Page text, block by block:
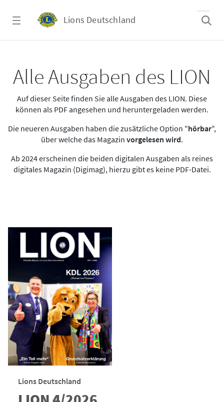
Lions Deutschland
Alle Ausgaben des LION
Auf dieser Seite finden Sie alle Ausgaben des LION. Diese
können als PDF angesehen und heruntergeladen werden.
Die neueren Ausgaben haben die zusätzliche Option "hörbar",
über welche das Magazin vorgelesen wird.
Ab 2024 erscheinen die beiden digitalen Ausgaben als reines
digitales Magazin (Digimag), hierzu gibt es keine PDF-Datei.
Lions Deutschland